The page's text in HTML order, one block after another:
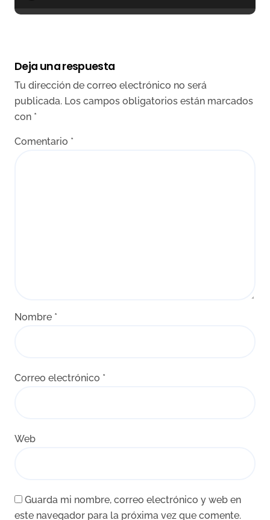
Deja una respuesta
Tu dirección de correo electrónico no será
publicada. Los campos obligatorios están marcados
con *
Comentario *
Nombre *
Correo electrónico *
Web
Guarda mi nombre, correo electrónico y web en
este navegador para la próxima vez que comente.